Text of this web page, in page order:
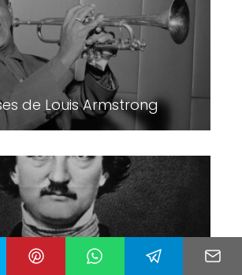
de Louis Armstrong